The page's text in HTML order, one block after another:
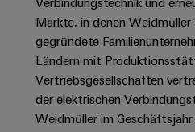
Energiespeicher
Lösungen
und
Produkte
Energiespeichersysteme
(ESS)
5G
Single
Pair
Ethernet
Anschlussleitungen,
Patchkabel
und
Kabel
easyConnect
-
Ihre
Industrial
Service
Partner
Vertrieb
Großhandelssuche
Weidmüller
Academy
People
&
Culture
Praktika
Abschlussarbeiten
Neuanfang
für
Studienabbrecher
Märkte, in denen
gegründete
Ländern mit
Vertriebsgesellschaften
der elektrischen
Weidmüller im